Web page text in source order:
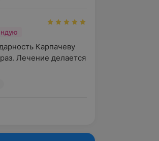
Карпачеву
Лечение делается